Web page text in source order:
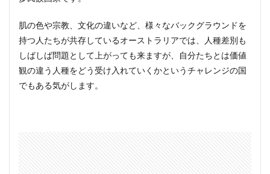
肌の色や宗教、文化の違いなど、様々なバックグラウンドを
持つ人たちが共存しているオーストラリアでは、人種差別も
しばしば問題として上がっても来ますが、自分たちとは価値
観の違う人種をどう受け入れていくかというチャレンジの国
でもある気がします。